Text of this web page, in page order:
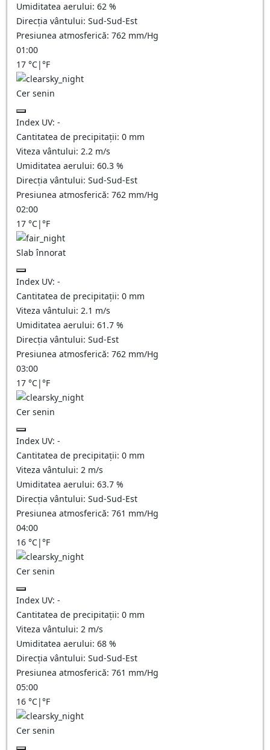
Umiditatea aerului: 62 %
Direcția vântului: Sud-Sud-Est
Presiunea atmosferică: 762 mm/Hg
01:00
17 °C|°F
Cer senin
Index UV: -
Cantitatea de precipitații: 0 mm
Viteza vântului: 2.2 m/s
Umiditatea aerului: 60.3 %
Direcția vântului: Sud-Sud-Est
Presiunea atmosferică: 762 mm/Hg
02:00
17 °C|°F
Slab înnorat
Index UV: -
Cantitatea de precipitații: 0 mm
Viteza vântului: 2.1 m/s
Umiditatea aerului: 61.7 %
Direcția vântului: Sud-Est
Presiunea atmosferică: 762 mm/Hg
03:00
17 °C|°F
Cer senin
Index UV: -
Cantitatea de precipitații: 0 mm
Viteza vântului: 2 m/s
Umiditatea aerului: 63.7 %
Direcția vântului: Sud-Sud-Est
Presiunea atmosferică: 761 mm/Hg
04:00
16 °C|°F
Cer senin
Index UV: -
Cantitatea de precipitații: 0 mm
Viteza vântului: 2 m/s
Umiditatea aerului: 68 %
Direcția vântului: Sud-Sud-Est
Presiunea atmosferică: 761 mm/Hg
05:00
16 °C|°F
Cer senin